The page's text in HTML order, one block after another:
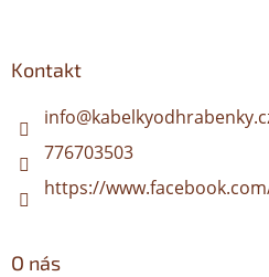
Kontakt
info@
776703503
https://
O nás